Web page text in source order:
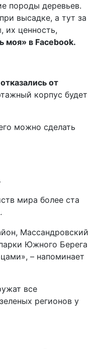
породы деревьев.
высадке, а тут за
их ценность,
моя» в Facebook.
от
корпус будет
можно сделать
мира более ста
Массандровский
Южного Берега
– напоминает
все
регионов у